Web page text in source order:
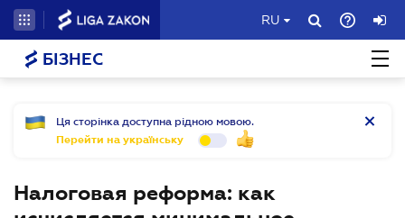
RU
БІЗНЕС
Ця сторінка доступна рідною мовою.
Перейти на українську
Налоговая реформа: как